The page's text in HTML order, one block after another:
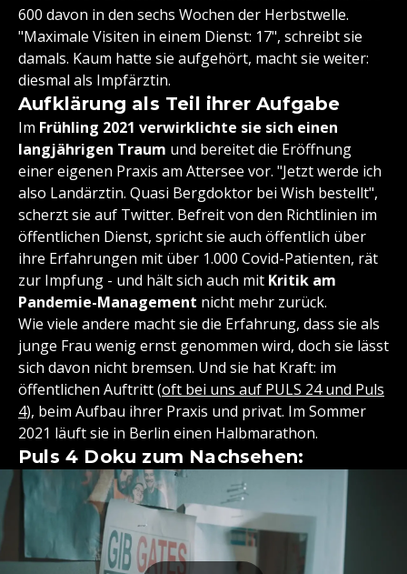
600 davon in den sechs Wochen der Herbstwelle.
"Maximale Visiten in einem Dienst: 17", schreibt sie
damals. Kaum hatte sie aufgehört, macht sie weiter:
diesmal als Impfärztin.
Aufklärung als Teil ihrer Aufgabe
Im Frühling 2021 verwirklichte sie sich einen
langjährigen Traum und bereitet die Eröffnung
einer eigenen Praxis am Attersee vor. "Jetzt werde ich
also Landärztin. Quasi Bergdoktor bei Wish bestellt",
scherzt sie auf Twitter. Befreit von den Richtlinien im
öffentlichen Dienst, spricht sie auch öffentlich über
ihre Erfahrungen mit über 1.000 Covid-Patienten, rät
zur Impfung - und hält sich auch mit Kritik am
Pandemie-Management nicht mehr zurück.
Wie viele andere macht sie die Erfahrung, dass sie als
junge Frau wenig ernst genommen wird, doch sie lässt
sich davon nicht bremsen. Und sie hat Kraft: im
öffentlichen Auftritt (oft bei uns auf PULS 24 und Puls
4), beim Aufbau ihrer Praxis und privat. Im Sommer
2021 läuft sie in Berlin einen Halbmarathon.
Puls 4 Doku zum Nachsehen: